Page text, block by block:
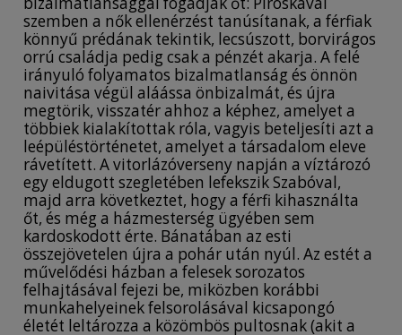
szemben a nők ellenérzést tanúsítanak, a férfiak
könnyű prédának tekintik, lecsúszott, borvirágos
orrú családja pedig csak a pénzét akarja. A felé
irányuló folyamatos bizalmatlanság és önnön
naivitása végül aláássa önbizalmát, és újra
megtörik, visszatér ahhoz a képhez, amelyet a
többiek kialakítottak róla, vagyis beteljesíti azt a
leépüléstörténetet, amelyet a társadalom eleve
rávetített. A vitorlázóverseny napján a víztározó
egy eldugott szegletében lefekszik Szabóval,
majd arra következtet, hogy a férfi kihasználta
őt, és még a házmesterség ügyében sem
kardoskodott érte. Bánatában az esti
összejövetelen újra a pohár után nyúl. Az estét a
művelődési házban a felesek sorozatos
felhajtásával fejezi be, miközben korábbi
munkahelyeinek felsorolásával kicsapongó
életét leltározza a közömbös pultosnak (akit a